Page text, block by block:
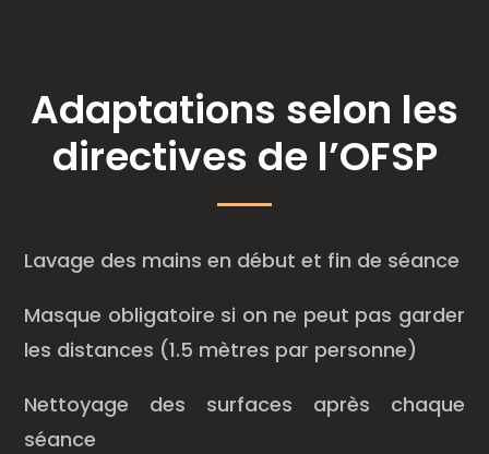
Adaptations selon les
directives de l’OFSP
Lavage des mains en début et fin de séance
Masque obligatoire si on ne peut pas garder
les distances (1.5 mètres par personne)
Nettoyage des surfaces après chaque
séance